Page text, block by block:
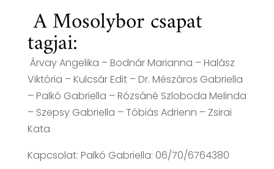
A Mosolybor csapat
tagjai:
Árvay Angelika – Bodnár Marianna – Halász
Viktória – Kulcsár Edit – Dr. Mészáros Gabriella
– Palkó Gabriella – Rózsáné Szloboda Melinda
– Szepsy Gabriella – Tóbiás Adrienn – Zsirai
Kata
Kapcsolat: Palkó Gabriella: 06/70/6764380